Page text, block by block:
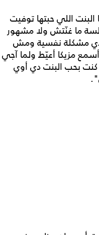
اللي حبتها توفيت
ما غنّتش ولا مشهور
عندي مشكلة نفسية ومش
مزيكا أعيّط ولما آجي
كنت بحب البنت دي أوي